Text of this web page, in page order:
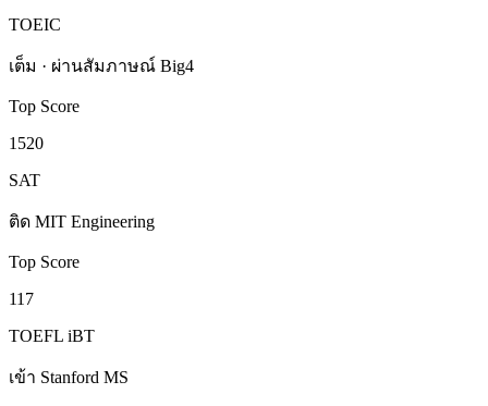
TOEIC
เต็ม · ผ่านสัมภาษณ์ Big4
Top Score
1520
SAT
ติด MIT Engineering
Top Score
117
TOEFL iBT
เข้า Stanford MS